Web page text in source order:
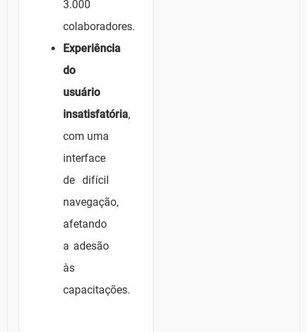
3.000
colaboradores.
Experiência
do
usuário
insatisfatória,
com uma
interface
de difícil
navegação,
afetando
a adesão
às
capacitações.